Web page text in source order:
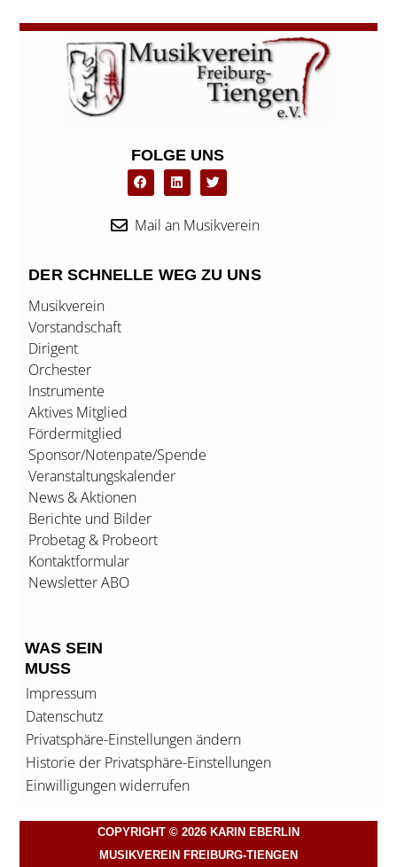
FOLGE UNS
F
a
c
b
o
L
i
n
d
T
w
i
t
e
Mail an Musikverein
DER SCHNELLE WEG ZU UNS
Musikverein
Vorstandschaft
Dirigent
Orchester
Instrumente
Aktives Mitglied
Fördermitglied
Sponsor/Notenpate/Spende
Veranstaltungskalender
News & Aktionen
Berichte und Bilder
Probetag & Probeort
Kontaktformular
Newsletter ABO
WAS SEIN
MUSS
Impressum
Datenschutz
Privatsphäre-Einstellungen ändern
Historie der Privatsphäre-Einstellungen
Einwilligungen widerrufen
COPYRIGHT © 2026 KARIN EBERLIN
MUSIKVEREIN FREIBURG-TIENGEN